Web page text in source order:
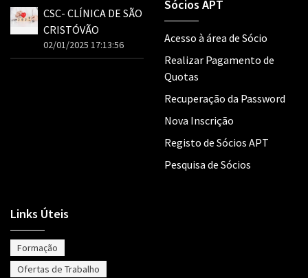
CSC- CLÍNICA DE SÃO
CRISTÓVÃO
02/01/2025 17:13:56
Sócios APT
Acesso à área de Sócio
Realizar Pagamento de
Quotas
Recuperação da Password
Nova Inscrição
Registo de Sócios APT
Pesquisa de Sócios
Links Úteis
Formação
Ofertas de Trabalho